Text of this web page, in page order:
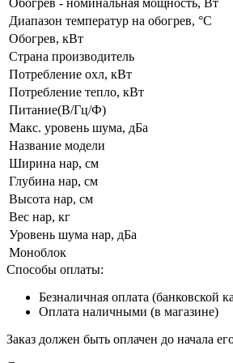
Диапазон температур на обогрев, °C
Обогрев, кВт
Страна производитель
Потребление охл, кВт
Потребление тепло, кВт
Питание(В/Гц/Ф)
Макс. уровень шума, дБа
Название модели
Ширина нар, см
Глубина нар, см
Высота нар, см
Вес нар, кг
Уровень шума нар, дБа
Моноблок
Способы оплаты:
Безналичная оплата (банковской
Оплата наличными (в магазине)
Заказ должен быть оплачен до начала